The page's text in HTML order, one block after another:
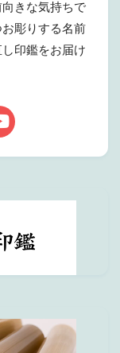
きな気持ちで
彫りする名前
印鑑をお届け